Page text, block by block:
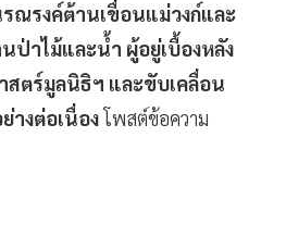
รณรงค์ต้านเขื่อนแม่วงก์และ
าไม้และน้ำ ผู้อยู่เบื้องหลัง
ตร์มูลนิธิฯ และขับเคลื่อน
างต่อเนื่องโพสต์ข้อความ